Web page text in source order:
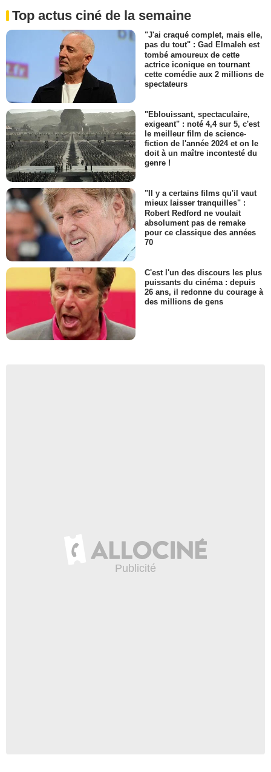
Top actus ciné de la semaine
"J'ai craqué complet, mais elle,
pas du tout" : Gad Elmaleh est
tombé amoureux de cette
actrice iconique en tournant
cette comédie aux 2 millions de
spectateurs
"Eblouissant, spectaculaire,
exigeant" : noté 4,4 sur 5, c'est
le meilleur film de science-
fiction de l'année 2024 et on le
doit à un maître incontesté du
genre !
"Il y a certains films qu'il vaut
mieux laisser tranquilles" :
Robert Redford ne voulait
absolument pas de remake
pour ce classique des années
70
C'est l'un des discours les plus
puissants du cinéma : depuis
26 ans, il redonne du courage à
des millions de gens